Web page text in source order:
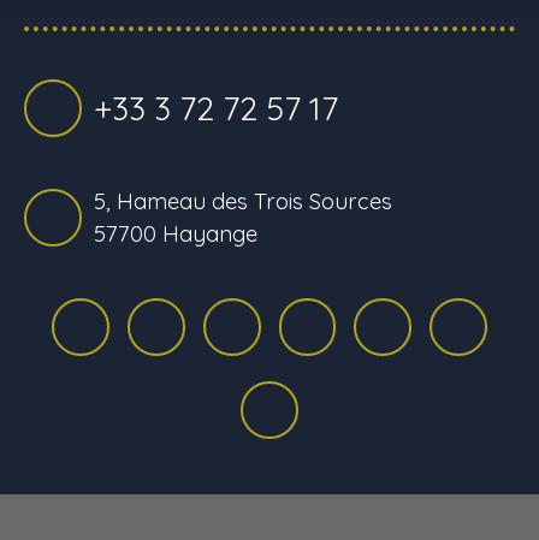
+33 3 72 72 57 17
5, Hameau des Trois Sources
57700 Hayange